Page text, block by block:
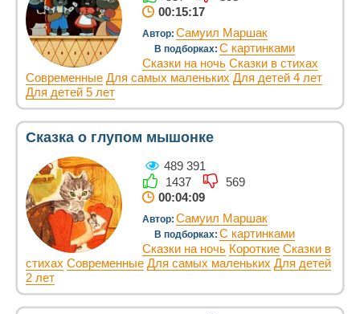
00:15:17
Автор: Самуил Маршак
В подборках: С картинками
Сказки на ночь Сказки в стихах
Современные Для самых маленьких Для детей 4 лет
Для детей 5 лет
Сказка о глупом мышонке
489 391
1437
569
00:04:09
Автор: Самуил Маршак
В подборках: С картинками
Сказки на ночь Короткие Сказки в
стихах Современные Для самых маленьких Для детей
2 лет